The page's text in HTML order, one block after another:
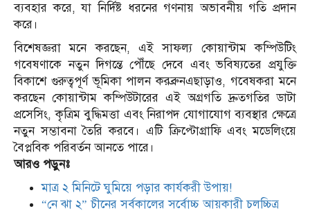
ব্যবহার করে, যা নির্দিষ্ট ধরনের গণনায় অভাবনীয় গতি প্রদান
করে।
বিশেষজ্ঞরা মনে করছেন, এই সাফল্য কোয়ান্টাম কম্পিউটিং
গবেষণাকে নতুন দিগন্তে পৌঁছে দেবে এবং ভবিষ্যতের প্রযুক্তি
বিকাশে গুরুত্বপূর্ণ ভূমিকা পালন করব্রুনএছাড়াও, গবেষকরা মনে
করছেন কোয়ান্টাম কম্পিউটারের এই অগ্রগতি দ্রুতগতির ডাটা
প্রসেসিং, কৃত্রিম বুদ্ধিমত্তা এবং নিরাপদ যোগাযোগ ব্যবস্থার ক্ষেত্রে
নতুন সম্ভাবনা তৈরি করবে। এটি ক্রিপ্টোগ্রাফি এবং মডেলিংয়ে
বৈপ্লবিক পরিবর্তন আনতে পারে।
আরও পড়ুনঃ
মাত্র ২ মিনিটে ঘুমিয়ে পড়ার কার্যকরী উপায়!
“নে ঝা ২” চীনের সর্বকালের সর্বোচ্চ আয়কারী চলচ্চিত্র